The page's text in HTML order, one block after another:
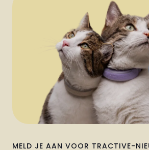
MELD JE AAN VOOR TRACTIVE-
Krijg 30% korting!
Ontvang het laatste nieuws, tips en